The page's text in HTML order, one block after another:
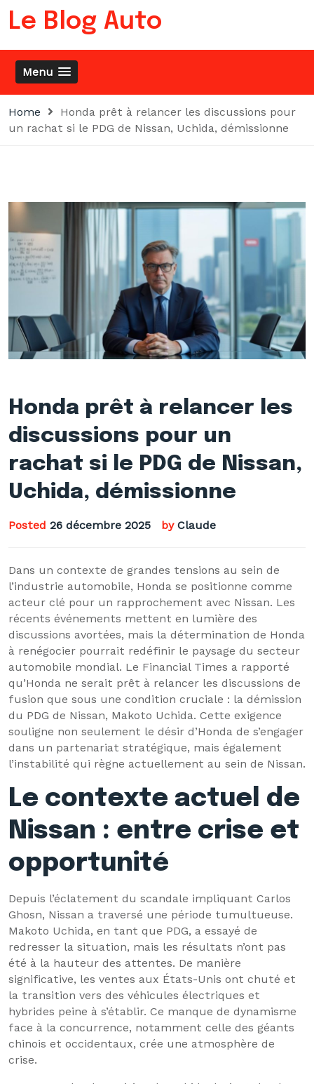
Skip
Le Blog Auto
Menu
Home
Honda prêt à relancer les discussions pour
un rachat si le PDG de Nissan, Uchida, démissionne
Honda prêt à relancer les
discussions pour un
rachat si le PDG de Nissan,
Uchida, démissionne
Posted 26 décembre 2025 by Claude
Dans un contexte de grandes tensions au sein de
l’industrie automobile, Honda se positionne comme
acteur clé pour un rapprochement avec Nissan. Les
récents événements mettent en lumière des
discussions avortées, mais la détermination de Honda
à renégocier pourrait redéfinir le paysage du secteur
automobile mondial. Le Financial Times a rapporté
qu’Honda ne serait prêt à relancer les discussions de
fusion que sous une condition cruciale : la démission
du PDG de Nissan, Makoto Uchida. Cette exigence
souligne non seulement le désir d’Honda de s’engager
dans un partenariat stratégique, mais également
l’instabilité qui règne actuellement au sein de Nissan.
Le contexte actuel de
Nissan : entre crise et
opportunité
Depuis l’éclatement du scandale impliquant Carlos
Ghosn, Nissan a traversé une période tumultueuse.
Makoto Uchida, en tant que PDG, a essayé de
redresser la situation, mais les résultats n’ont pas
été à la hauteur des attentes. De manière
significative, les ventes aux États-Unis ont chuté et
la transition vers des véhicules électriques et
hybrides peine à s’établir. Ce manque de dynamisme
face à la concurrence, notamment celle des géants
chinois et occidentaux, crée une atmosphère de
crise.